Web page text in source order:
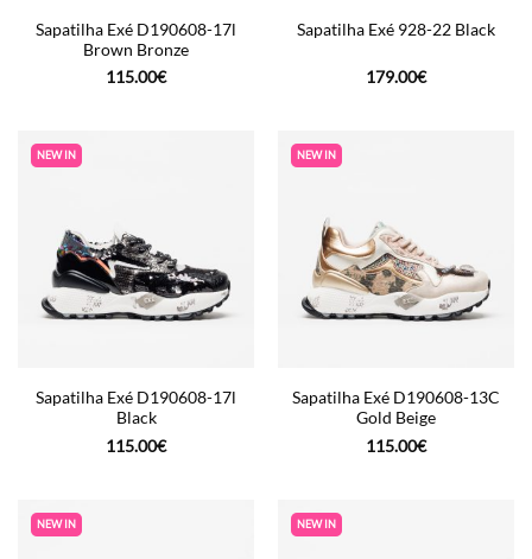
Sapatilha Exé D190608-17l
Brown Bronze
115.00€
Sapatilha Exé 928-22 Black
179.00€
NEW IN
Sapatilha Exé D190608-17l
Black
115.00€
NEW IN
Sapatilha Exé D190608-13C
Gold Beige
115.00€
NEW IN NEW IN